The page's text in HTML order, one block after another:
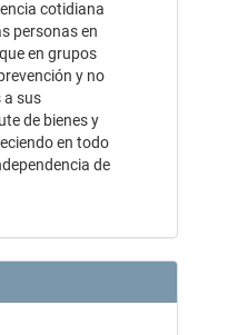
cotidiana
personas en
en grupos
y no
a sus
de bienes y
en todo
de